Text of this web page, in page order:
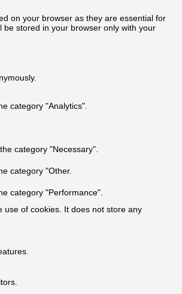
on your browser as they are essential for
stored in your browser only with your
category "Analytics".
category "Necessary".
category "Other.
category "Performance".
use of cookies. It does not store any